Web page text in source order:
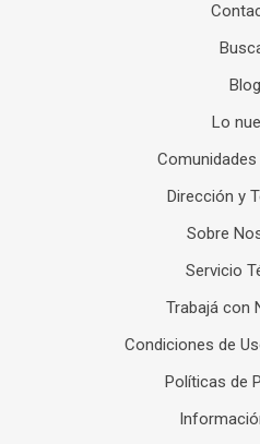
Blog
Lo
Dirección y
Sobre
Servicio
Trabajá con
Condiciones de
Políticas de